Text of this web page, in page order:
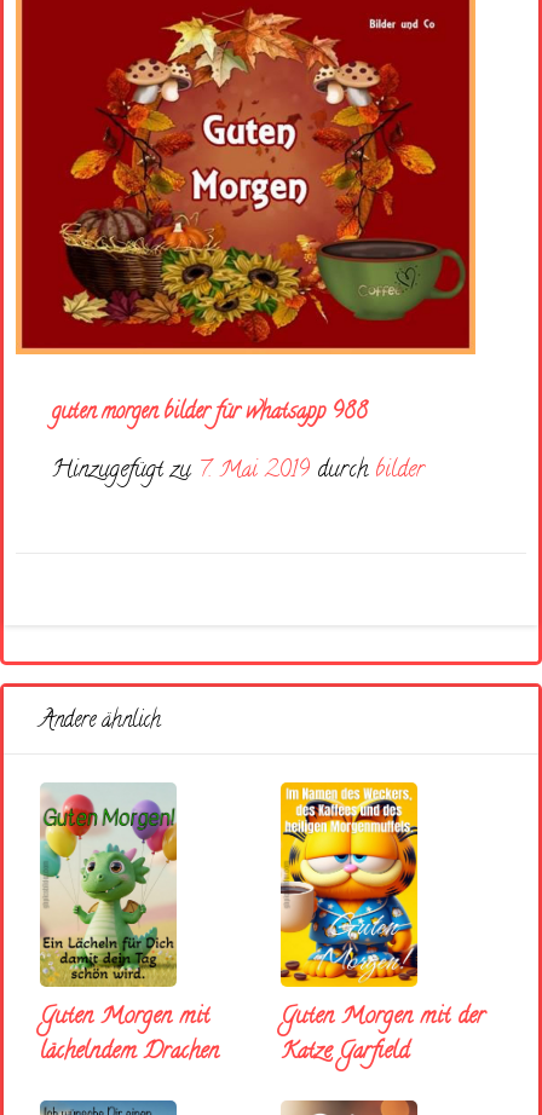
guten morgen bilder für whatsapp 988
Hinzugefügt zu 7. Mai 2019 durch bilder
Andere ähnlich
Guten Morgen mit
lächelndem Drachen
Guten Morgen mit der
Katze Garfield